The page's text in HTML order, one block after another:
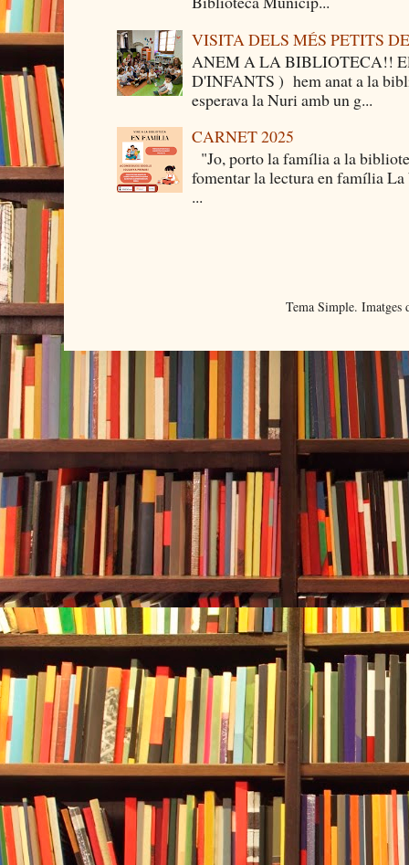
VISITA DELS MÉS PETITS
ANEM A LA BIBLIOTECA!!
D'INFANTS ) hem anat a la
esperava la Nuri amb un g...
CARNET 2025
"Jo, porto la família a la
fomentar la lectura en família
...
Tema Simple. Imatges